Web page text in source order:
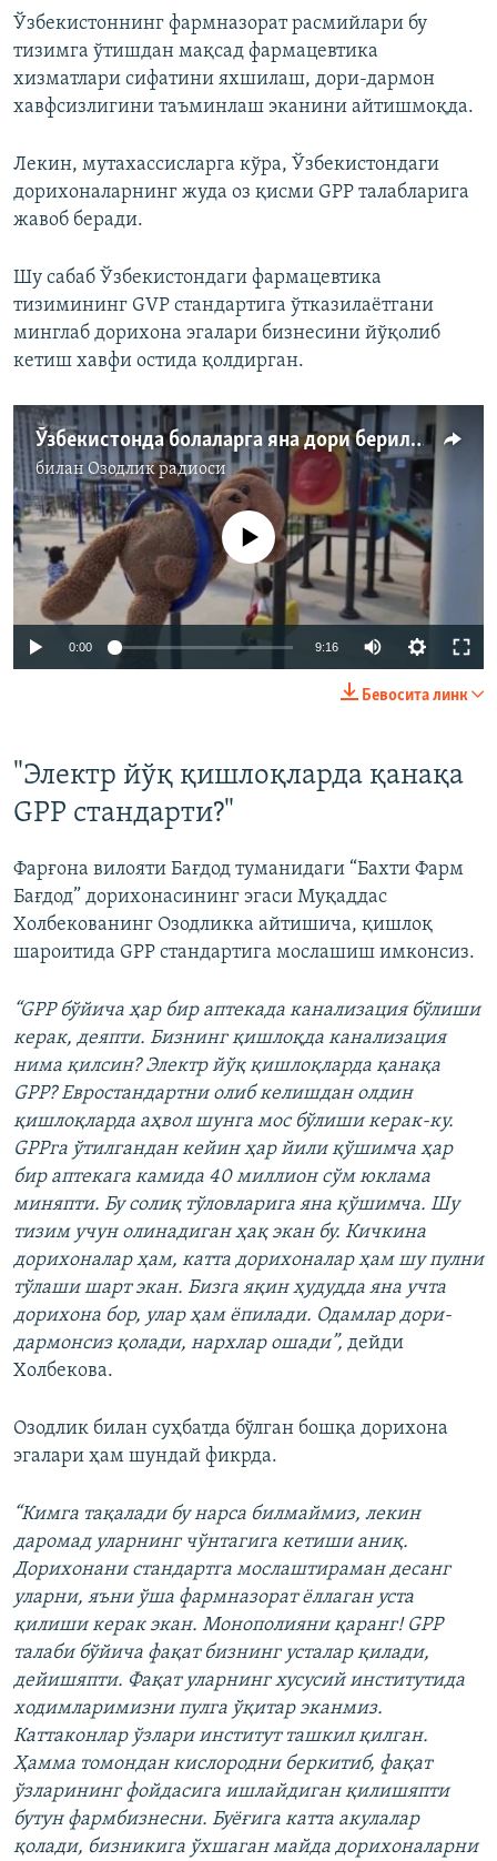
Ўзбекистоннинг фармназорат расмийлари бу
тизимга ўтишдан мақсад фармацевтика
хизматлари сифатини яхшилаш, дори-дармон
хавфсизлигини таъминлаш эканини айтишмоқда.
Лекин, мутахассисларга кўра, Ўзбекистондаги
дорихоналарнинг жуда оз қисми GPP талабларига
жавоб беради.
Шу сабаб Ўзбекистондаги фармацевтика
тизимининг GVP стандартига ўтказилаётгани
минглаб дорихона эгалари бизнесини йўқолиб
кетиш хавфи остида қолдирган.
Ўзбекистонда болаларга яна дори берилмоқда. Бу сафар гижжага қарши
биланОзодлик радиоси
720p
Айни дамда медиа-манба мавжуд эмас
0:00 9:16
Бевосита линк
"Электр йўқ қишлоқларда қанақа
GPP стандарти?"
Фарғона вилояти Бағдод туманидаги “Бахти Фарм
Бағдод” дорихонасининг эгаси Муқаддас
Холбекованинг Озодликка айтишича, қишлоқ
шароитида GPP стандартига мослашиш имконсиз.
“GPP бўйича ҳар бир аптекада канализация бўлиши
керак, деяпти. Бизнинг қишлоқда канализация
нима қилсин? Электр йўқ қишлоқларда қанақа
GPP? Евростандартни олиб келишдан олдин
қишлоқларда аҳвол шунга мос бўлиши керак-ку.
GPPга ўтилгандан кейин ҳар йили қўшимча ҳар
бир аптекага камида 40 миллион сўм юклама
миняпти. Бу солиқ тўловларига яна қўшимча. Шу
тизим учун олинадиган ҳақ экан бу. Кичкина
дорихоналар ҳам, катта дорихоналар ҳам шу пулни
тўлаши шарт экан. Бизга яқин ҳудудда яна учта
дорихона бор, улар ҳам ёпилади. Одамлар дори-
дармонсиз қолади, нархлар ошади”, дейди
Холбекова.
Озодлик билан суҳбатда бўлган бошқа дорихона
эгалари ҳам шундай фикрда.
“Кимга тақалади бу нарса билмаймиз, лекин
даромад уларнинг чўнтагига кетиши аниқ.
Дорихонани стандартга мослаштираман десанг
уларни, яъни ўша фармназорат ёллаган уста
қилиши керак экан. Монополияни қаранг! GPP
талаби бўйича фақат бизнинг усталар қилади,
дейишяпти. Фақат уларнинг хусусий институтида
ходимларимизни пулга ўқитар эканмиз.
Каттаконлар ўзлари институт ташкил қилган.
Ҳамма томондан кислородни беркитиб, фақат
ўзларининг фойдасига ишлайдиган қилишяпти
бутун фармбизнесни. Буёғига катта акулалар
қолади, бизникига ўхшаган майда дорихоналарни